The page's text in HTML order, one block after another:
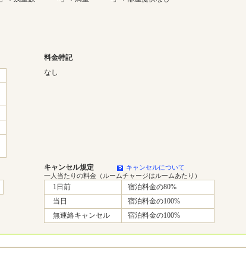
料金特記
なし
キャンセル規定
キャンセルについて
一人当たりの料金（ルームチャージはルームあたり）
1日前
宿泊料金の80%
当日
宿泊料金の100%
無連絡キャンセル
宿泊料金の100%